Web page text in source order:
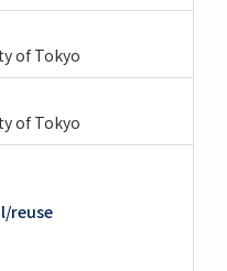
of Tokyo
of Tokyo
reuse